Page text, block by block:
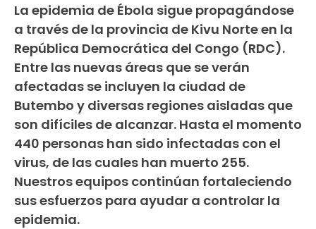
La epidemia de Ébola sigue propagándose
a través de la provincia de Kivu Norte en la
República Democrática del Congo (RDC).
Entre las nuevas áreas que se verán
afectadas se incluyen la ciudad de
Butembo y diversas regiones aisladas que
son difíciles de alcanzar. Hasta el momento
440 personas han sido infectadas con el
virus, de las cuales han muerto 255.
Nuestros equipos continúan fortaleciendo
sus esfuerzos para ayudar a controlar la
epidemia.